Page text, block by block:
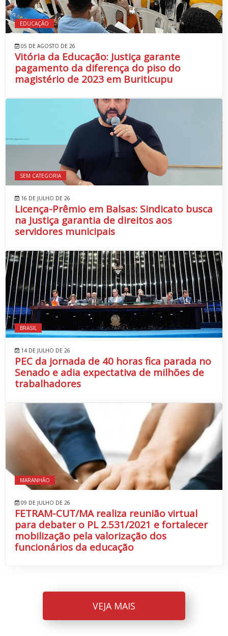
EDUCAÇÃO
05 DE AGOSTO DE 26
Vitória da Educação: Justiça garante
pagamento da diferença do piso do
magistério de 2023 em Buriticupu
SEM CATEGORIA
16 DE JULHO DE 26
Licença-Prêmio em Balsas: Sindicato busca
na Justiça garantia de direitos aos
servidores municipais
BRASIL
14 DE JULHO DE 26
PEC da jornada de 40 horas fica parada no
Senado e adia expectativa de milhões de
trabalhadores
MARANHÃO
09 DE JULHO DE 26
FETRAM-CUT/MA realiza reunião virtual
para debater o PL 2.531/2021 e fortalecer
mobilização pela valorização dos
funcionários da educação
VEJA MAIS